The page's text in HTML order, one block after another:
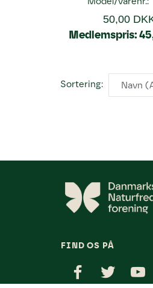
50,00
Medlemspris:
Sortering:
FIND OS PÅ